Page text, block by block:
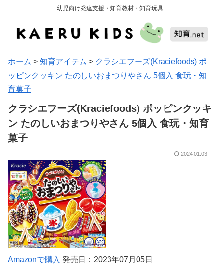
幼児向け発達支援・知育教材・知育玩具
ホーム > 知育アイテム > クラシエフーズ(Kraciefoods) ポ
ッピンクッキン たのしいおまつりやさん 5個入 食玩・知
育菓子
クラシエフーズ(Kraciefoods) ポッピンクッキ
ン たのしいおまつりやさん 5個入 食玩・知育
菓子
2024.01.03
Amazonで購入 発売日：2023年07月05日